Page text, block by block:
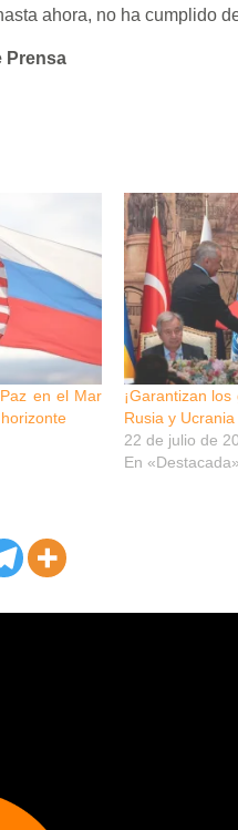
ahora, no ha cumplido
Prensa
en el Mar
¡Garantizan
Rusia y Ucrania
22 de julio de
En «Destacada»